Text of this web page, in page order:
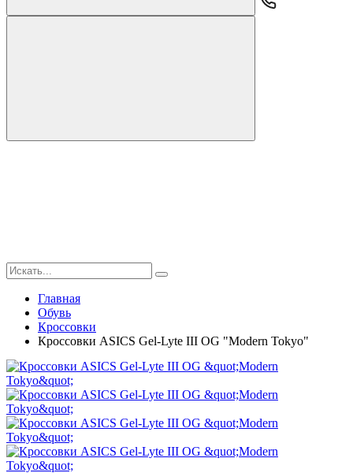
Главная
Обувь
Кроссовки
Кроссовки ASICS Gel-Lyte III OG "Modern Tokyo"